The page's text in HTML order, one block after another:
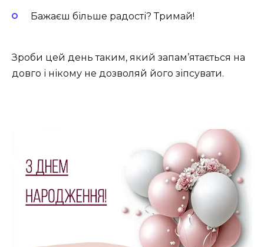
Бажаєш більше радості? Тримай!
Зроби цей день таким, який запам’ятається на
довго і нікому не дозволяй його зіпсувати.